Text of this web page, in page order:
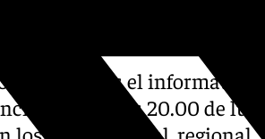
de este martes 18 de
Sevilla es el informativo
Desde las 20.00 de
los ámbitos local,